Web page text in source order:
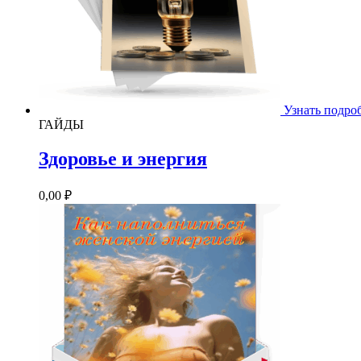
Узнать
ГАЙДЫ
Здоровье и энергия
0,00 ₽